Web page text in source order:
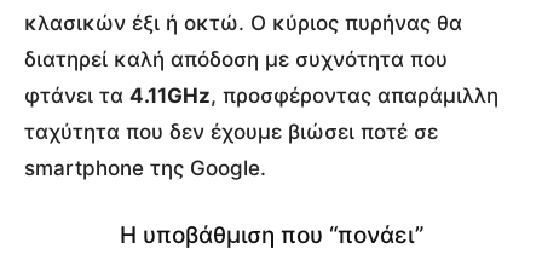
κλασικών έξι ή οκτώ. Ο κύριος πυρήνας θα
διατηρεί καλή απόδοση με συχνότητα που
φτάνει τα 4.11GHz, προσφέροντας απαράμιλλη
ταχύτητα που δεν έχουμε βιώσει ποτέ σε
smartphone της Google.
Η υποβάθμιση που “πονάει”